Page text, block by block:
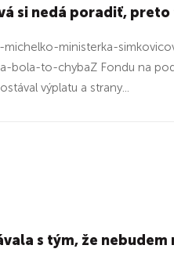
si nedá poradiť,
michelko-ministerka-
to-chybaZ Fondu na
výplatu a strany...
s tým, že